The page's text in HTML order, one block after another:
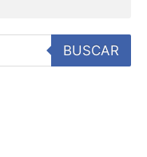
BUSCAR